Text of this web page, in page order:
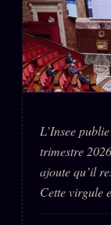
L’Insee
trimestre
ajoute qu’il
Cette virgule